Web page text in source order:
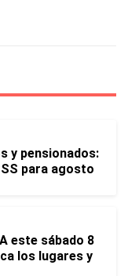
y pensionados:
para agosto
este sábado 8
los lugares y